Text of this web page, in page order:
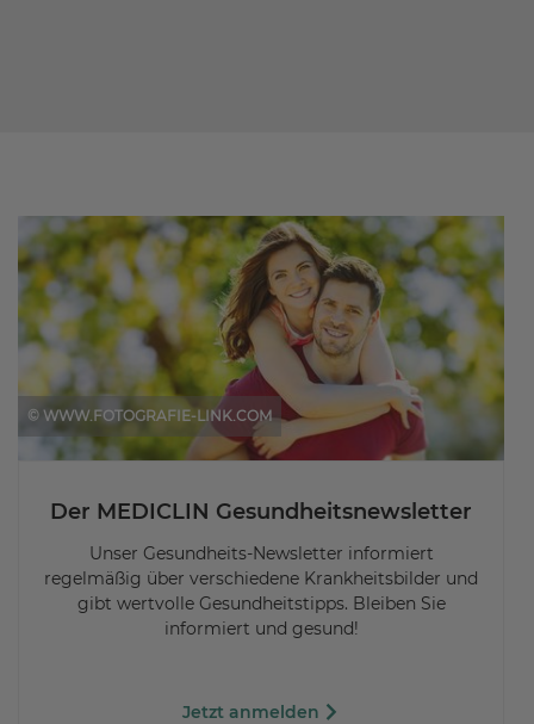
© WWW.FOTOGRAFIE-LINK.COM
Der MEDICLIN Gesundheitsnewsletter
Unser Gesundheits-Newsletter informiert
regelmäßig über verschiedene Krankheitsbilder und
gibt wertvolle Gesundheitstipps. Bleiben Sie
informiert und gesund!
Jetzt anmelden